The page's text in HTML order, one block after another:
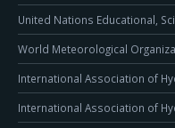
United Nations Educational,
World Meteorological
International Association of
International Association of